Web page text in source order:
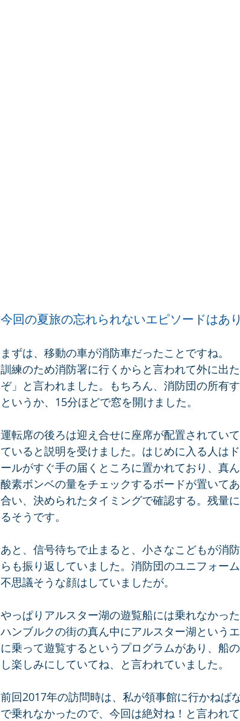
今回の夏旅の忘れられないエピソードはあ
まずは、移動の車が消防車だったことですね。
訓練のため消防署に行くからと言われて外に出
ぞ」と言われました。もちろん、消防団の所有
というか、15分ほどで窓を開けました。
運転席の後ろは迎え合せに座席が配置されてい
ていると説明を受けました。はじめに入る人は
ールがすぐ手の届くところに置かれており、真
酸素ボンベの量をチェックするボードが置いて
合い、決められたタイミングで確認する。残量
るそうです。
あと、信号待ちで止まると、小さなこどもが消
らも振り返していました。消防団のユニフォー
不思議そうな顔はしていましたが。
やっぱりアルスター湖の遊覧船には乗れなかっ
ハンブルクの街の真ん中にアルスター湖という
に乗って遊覧するというプログラムがあり、船
し楽しみにしていてね、と言われていました。
前回2017年の訪問時は、私が領事館に行かねば
で乗れなかったので、今回は絶対ね！と言われ